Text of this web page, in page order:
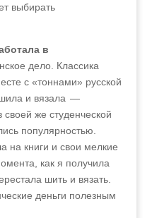
выбирать
в
дело. Классика
с «тоннами» русской
и вязала —
же студенческой
популярностью.
на книги и свои мелкие
как я получила
шить и вязать.
деньги полезным